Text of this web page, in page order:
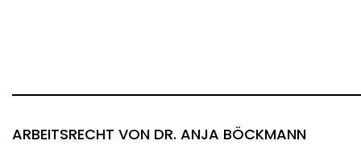
ARBEITSRECHT VON DR. ANJA BÖCKMANN